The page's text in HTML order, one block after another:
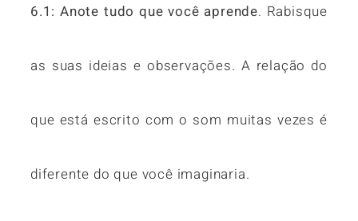
6.1: Anote tudo que você aprende. Rabisque
as suas ideias e observações. A relação do
que está escrito com o som muitas vezes é
diferente do que você imaginaria.